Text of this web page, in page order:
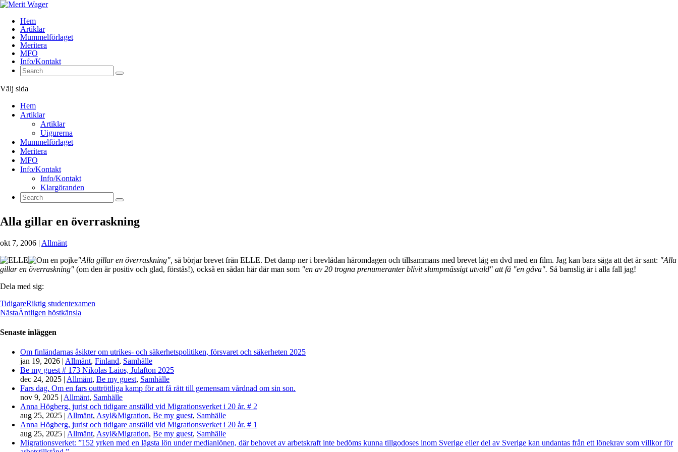
Hem
Artiklar
Mummelförlaget
Meritera
MFO
Info/Kontakt
Välj sida
Hem
Artiklar
Artiklar
Uigurerna
Mummelförlaget
Meritera
MFO
Info/Kontakt
Info/Kontakt
Klargöranden
Alla gillar en överraskning
okt 7, 2006 | Allmänt
"Alla gillar en överraskning", så börjar brevet från ELLE. Det damp ner i brevlådan häromdagen och tillsammans med brevet låg en dvd med en film. Jag kan bara säga att det är sant: "Alla
gillar en överraskning" (om den är positiv och glad, förstås!), också en sådan här där man som "en av 20 trogna prenumeranter blivit slumpmässigt utvald" att få "en gåva". Så barnslig är i alla fall jag!
Dela med sig:
TidigareRiktig studentexamen
NästaÄntligen höstkänsla
Senaste inläggen
Om finländarnas åsikter om utrikes- och säkerhetspolitiken, försvaret och säkerheten 2025
jan 19, 2026 | Allmänt, Finland, Samhälle
Be my guest # 173 Nikolas Laios, Julafton 2025
dec 24, 2025 | Allmänt, Be my guest, Samhälle
Fars dag. Om en fars outtröttliga kamp för att få rätt till gemensam vårdnad om sin son.
nov 9, 2025 | Allmänt, Samhälle
Anna Högberg, jurist och tidigare anställd vid Migrationsverket i 20 år. # 2
aug 25, 2025 | Allmänt, Asyl&Migration, Be my guest, Samhälle
Anna Högberg, jurist och tidigare anställd vid Migrationsverket i 20 år. # 1
aug 25, 2025 | Allmänt, Asyl&Migration, Be my guest, Samhälle
Migrationsverket: ”152 yrken med en lägsta lön under medianlönen, där behovet av arbetskraft inte bedöms kunna tillgodoses inom Sverige eller del av Sverige kan undantas från ett lönekrav som villkor för